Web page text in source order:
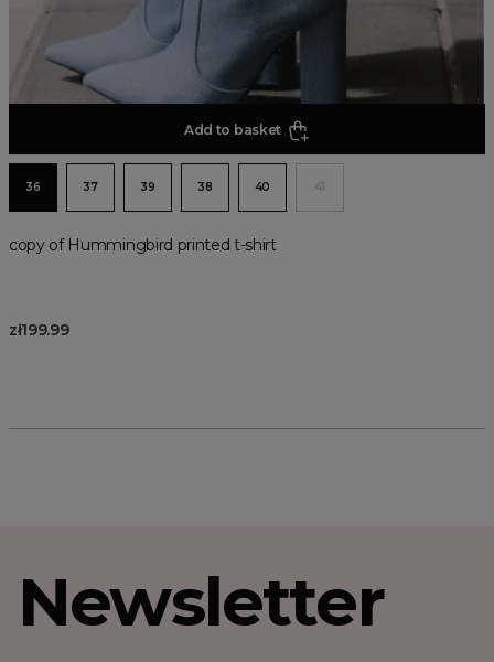
Add to basket
36 37 39 38 40 41
copy of Hummingbird printed t-shirt
zł199.99
Newsletter